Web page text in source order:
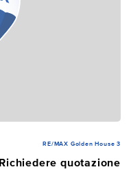
RE/MAX Golden House 3
Richiedere quotazione